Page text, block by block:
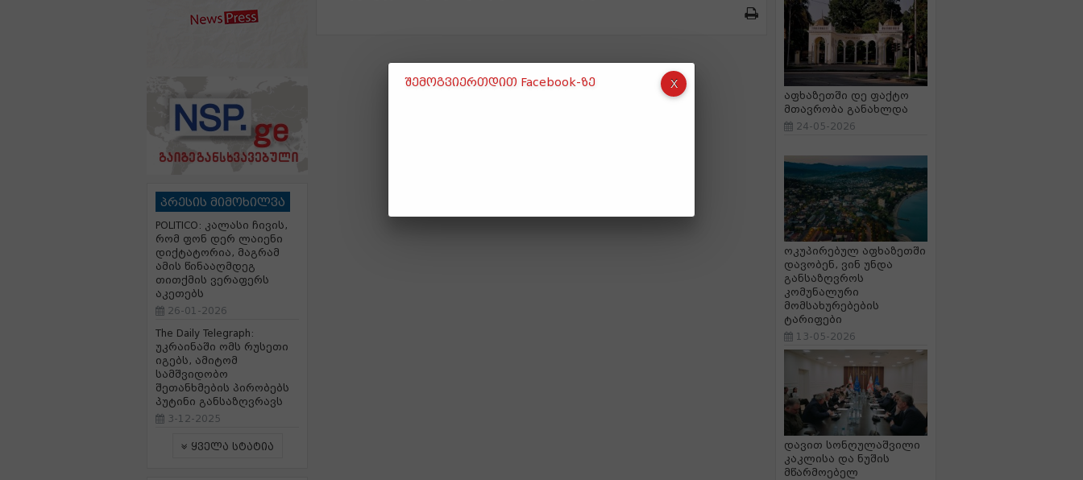
პრესის მიმოხილვა
POLITICO: კალასი ჩივის,
რომ ფონ დერ ლაიენი
დიქტატორია, მაგრამ
ამის წინააღმდეგ
თითქმის ვერაფერს
აკეთებს
26-01-2026
The Daily Telegraph:
უკრაინაში ომს რუსეთი
იგებს, ამიტომ
სამშვიდობო
შეთანხმების პირობებს
პუტინი განსაზღვრავს
3-12-2025
ყველა სტატია
აფხაზეთში დე ფაქტო
მთავრობა განახლდა
24-05-2026
ოკუპირებულ აფხაზეთში
დავობენ, ვინ უნდა
განსაზღვროს
კომუნალური
მომსახურებების
ტარიფები
13-05-2026
დავით სონღულაშვილი
კაკლისა და ნუშის
მწარმოებელ
შემოგვიერთდით Facebook-ზე